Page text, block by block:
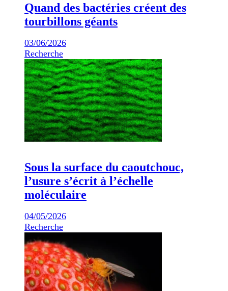
Quand des bactéries créent des
tourbillons géants
03/06/2026
Recherche
Sous la surface du caoutchouc,
l’usure s’écrit à l’échelle
moléculaire
04/05/2026
Recherche